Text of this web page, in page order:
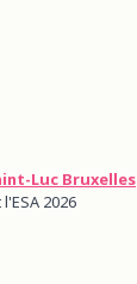
Luc Bruxelles
2026